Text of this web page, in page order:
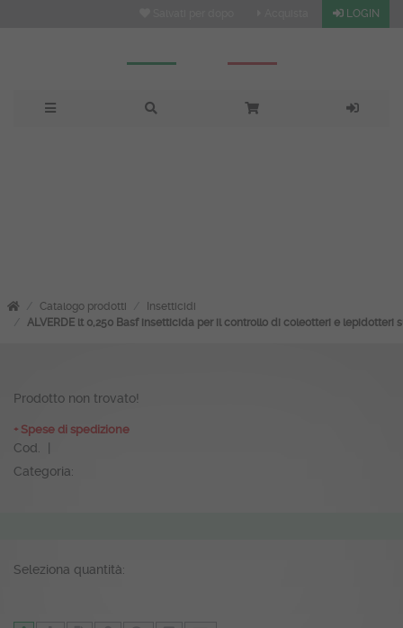
LOGIN
Catalogo prodotti
Insetticidi
ALVERDE lt 0,250 Basf insetticida per il controllo di coleotteri e lepidotteri su
Prodotto non trovato!
Cod. |
Categoria:
+ Spese di spedizione
Seleziona quantità: